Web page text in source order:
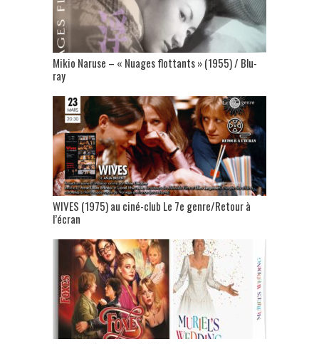
Mikio Naruse – « Nuages flottants » (1955) / Blu-
ray
WIVES (1975) au ciné-club Le 7e genre/Retour à
l’écran